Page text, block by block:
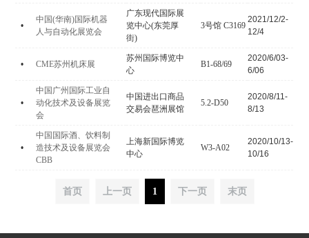
•
中国(华南)国际机器
人与自动化展览会
广东现代国际展
览中心(东莞厚
街)
3号馆 C3169
2021/12/2-
12/4
• CME苏州机床展
苏州国际博览中
心
B1-68/69
2020/6/03-
6/06
•
中国广州国际工业自
动化技术及设备展览
会
中国进出口商品
交易会琶洲展馆
5.2-D50
2020/8/11-
8/13
•
中国国际酒、饮料制
造技术及设备展览会
CBB
上海新国际博览
中心
W3-A02
2020/10/13-
10/16
首页 上一页 1 下一页 末页